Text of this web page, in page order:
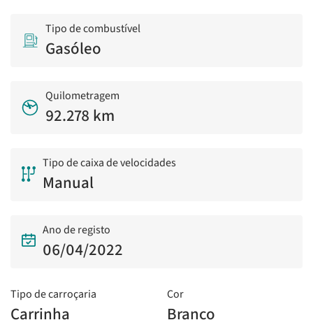
Tipo de combustível
Gasóleo
Quilometragem
92.278 km
Tipo de caixa de velocidades
Manual
Ano de registo
06/04/2022
Tipo de carroçaria
Carrinha
Cor
Branco